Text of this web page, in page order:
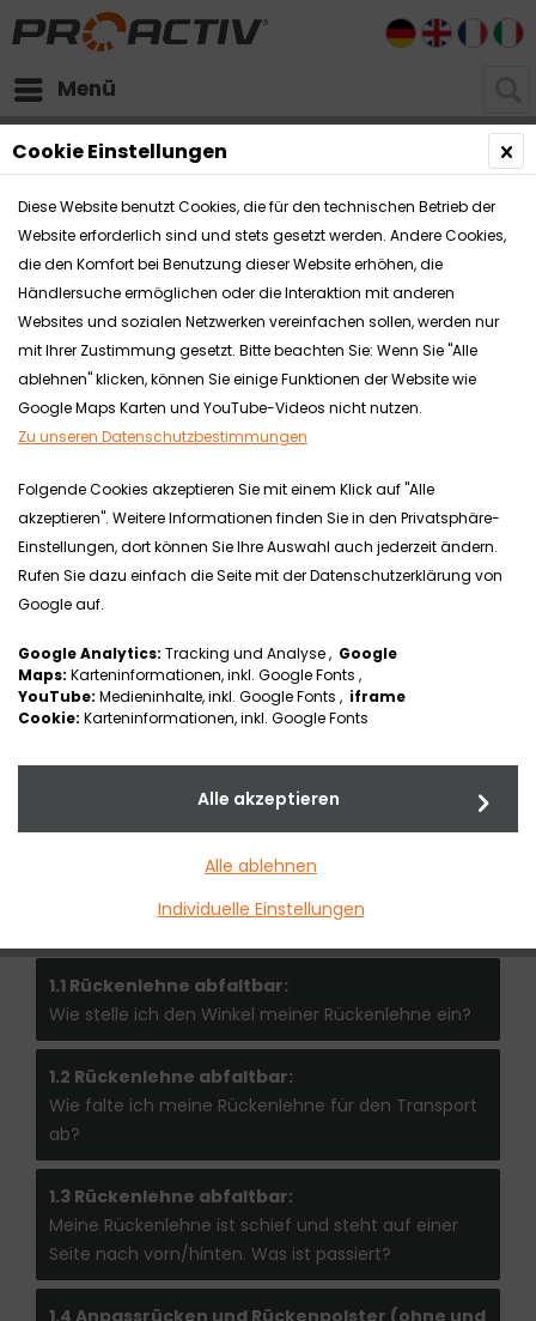
Menü
DE EN FR
FAQ ROLLSTÜHLE
1. Rückenlehne
Fragen rund um die Baugruppe Rückenlehne.
1.1 Rückenlehne abfaltbar:
Wie stelle ich den Winkel meiner Rückenlehne ein?
1.2 Rückenlehne abfaltbar:
Wie falte ich meine Rückenlehne für den Transport
ab?
1.3 Rückenlehne abfaltbar:
Meine Rückenlehne ist schief und steht auf einer
Seite nach vorn/hinten. Was ist passiert?
1.4 Anpassrücken und Rückenpolster (ohne und
Cookie Einstellungen
Diese Website benutzt Cookies, die für den technischen Betrieb der
Website erforderlich sind und stets gesetzt werden. Andere Cookies,
die den Komfort bei Benutzung dieser Website erhöhen, die
Händlersuche ermöglichen oder die Interaktion mit anderen
Websites und sozialen Netzwerken vereinfachen sollen, werden nur
mit Ihrer Zustimmung gesetzt. Bitte beachten Sie: Wenn Sie "Alle
ablehnen" klicken, können Sie einige Funktionen der Website wie
Google Maps Karten und YouTube-Videos nicht nutzen.
Zu unseren Datenschutzbestimmungen
Folgende Cookies akzeptieren Sie mit einem Klick auf "Alle
akzeptieren". Weitere Informationen finden Sie in den Privatsphäre-
Einstellungen, dort können Sie Ihre Auswahl auch jederzeit ändern.
Rufen Sie dazu einfach die Seite mit der Datenschutzerklärung von
Google auf.
Google Analytics: Tracking und Analyse , Google
Maps: Karteninformationen, inkl. Google Fonts ,
YouTube: Medieninhalte, inkl. Google Fonts , iframe
Cookie: Karteninformationen, inkl. Google Fonts
Individuelle Einstellungen
Alle ablehnen
Alle akzeptieren